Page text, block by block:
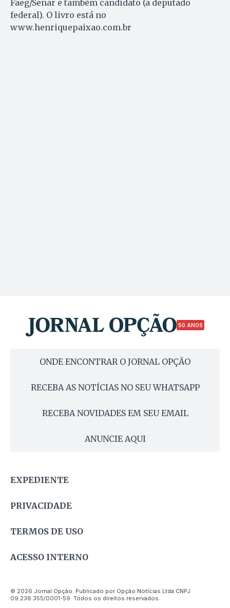
Faeg/Senar e também candidato (a deputado
federal). O livro está no
www.henriquepaixao.com.br
50 ANOS
ONDE ENCONTRAR O JORNAL OPÇÃO
RECEBA AS NOTÍCIAS NO SEU WHATSAPP
RECEBA NOVIDADES EM SEU EMAIL
ANUNCIE AQUI
EXPEDIENTE
PRIVACIDADE
TERMOS DE USO
ACESSO INTERNO
© 2026 Jornal Opção. Publicado por Opção Notícias Ltda CNPJ
09.236.355/0001-59. Todos os direitos reservados.